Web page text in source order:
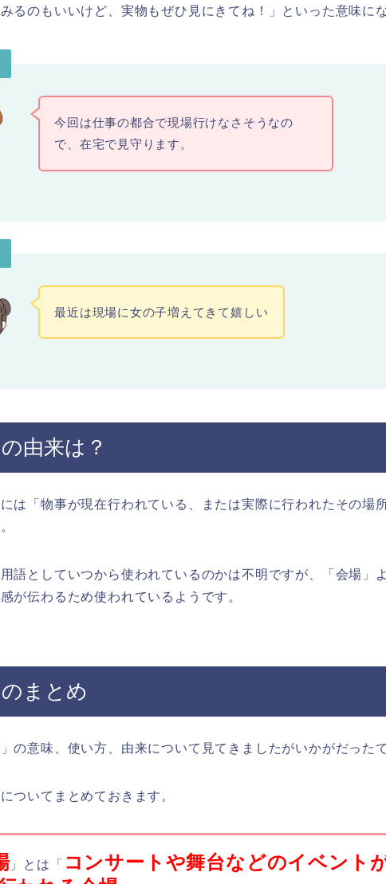
みるのもいいけど、実物もぜひ見にきてね！」といった意味に
今回は仕事の都合で現場行けなさそうなの
で、在宅で見守ります。
最近は現場に女の子増えてきて嬉しい
の由来は？
は「物事が現在行われている、または実際に行われたその場
語としていつから使われているのかは不明ですが、「会場」
が伝わるため使われているようです。
のまとめ
の意味、使い方、由来について見てきましたがいかがだった
ついてまとめておきます。
」とは「 コンサートや舞台などのイベント